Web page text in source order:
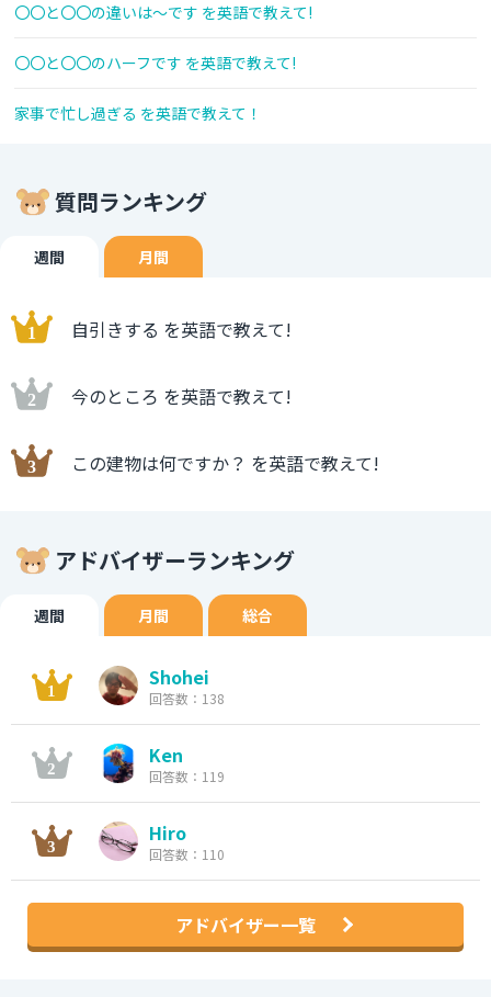
〇〇と〇〇の違いは〜です を英語で教えて!
〇〇と〇〇のハーフです を英語で教えて!
家事で忙し過ぎる を英語で教えて！
質問ランキング
週間 月間
自引きする を英語で教えて!
今のところ を英語で教えて!
この建物は何ですか？ を英語で教えて!
アドバイザーランキング
週間 月間 総合
Shohei
回答数：138
Ken
回答数：119
Hiro
回答数：110
アドバイザー一覧